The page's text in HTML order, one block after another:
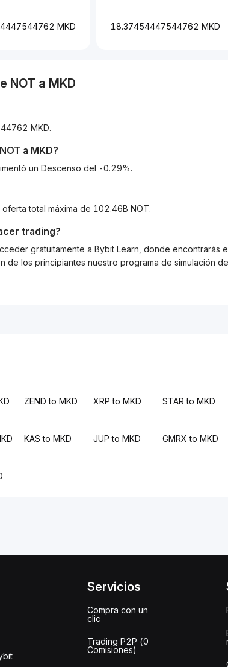
MKD 18.37454447544762 MKD
NOT a MKD
MKD.
NOT a MKD?
un Descenso del -0.29%.
total máxima de 102.46B NOT.
trading?
gratuitamente a Bybit Learn, donde encontrarás
de los principiantes nuestro programa de simulación
ZEND to MKD XRP to MKD STAR to MKD
KAS to MKD JUP to MKD GMRX to MKD
Servicios
Compra con un
clic
Trading P2P (0
Comisiones)